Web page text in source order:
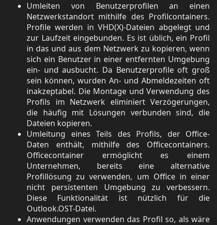
Umleiten von Benutzerprofilen an einen
Netzwerkstandort mithilfe des Profilcontainers.
Profile werden in VHD(X)-Dateien abgelegt und
zur Laufzeit eingebunden. Es ist üblich, ein Profil
in das und aus dem Netzwerk zu kopieren, wenn
sich ein Benutzer in einer entfernten Umgebung
ein- und ausbucht. Da Benutzerprofile oft groß
sein können, wurden An- und Abmeldezeiten oft
inakzeptabel. Die Montage und Verwendung des
Profils im Netzwerk eliminiert Verzögerungen,
die häufig mit Lösungen verbunden sind, die
Dateien kopieren.
Umleitung eines Teils des Profils, der Office-
Daten enthält, mithilfe des Officecontainers.
Officecontainer ermöglicht es einem
Unternehmen, bereits eine alternative
Profillösung zu verwenden, um Office in einer
nicht persistenten Umgebung zu verbessern.
Diese Funktionalität ist nützlich für die
Outlook.OST-Datei.
Anwendungen verwenden das Profil so, als wäre